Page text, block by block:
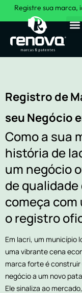
Registre sua marca,
Registro de
seu Negócio
Como a sua
história de
um negócio
de
começa
o registro
Em Iacri, um município
uma vibrante cena
marca forte é construir
negócio a um novo
Ele sinaliza ao